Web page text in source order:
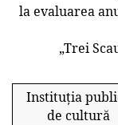
la evaluarea
„Trei
Instituția
de cultură